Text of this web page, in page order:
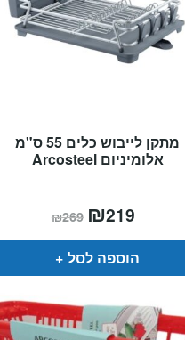
מתקן לייבוש כלים 55 ס"מ
אלומיניום Arcosteel
₪269 המחיר
המקורי
היה:
₪269.
₪219
הוא:
הוספה לסל